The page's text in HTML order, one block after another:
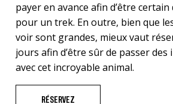
payer en avance afin d’être
pour un trek. En outre, bien que
voir sont grandes, mieux vaut
jours afin d’être sûr de passer
avec cet incroyable animal.
RÉSERVEZ